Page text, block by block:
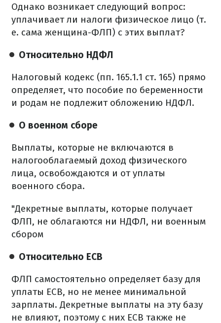
Однако возникает следующий вопрос:
уплачивает ли налоги физическое лицо (т.
е. сама женщина-ФЛП) с этих выплат?
Относительно НДФЛ
Налоговый кодекс (пп. 165.1.1 ст. 165) прямо
определяет, что пособие по беременности
и родам не подлежит обложению НДФЛ.
О военном сборе
Выплаты, которые не включаются в
налогооблагаемый доход физического
лица, освобождаются и от уплаты
военного сбора.
"Декретные выплаты, которые получает
ФЛП, не облагаются ни НДФЛ, ни военным
сбором
Относительно ЕСВ
ФЛП самостоятельно определяет базу для
уплаты ЕСВ, но не менее минимальной
зарплаты. Декретные выплаты на эту базу
не влияют, поэтому с них ЕСВ также не